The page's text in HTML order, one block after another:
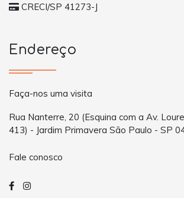
CRECI/SP 41273-J
Endereço
Faça-nos uma visita
Rua Nanterre, 20 (Esquina com a Av.
413) - Jardim Primavera São Paulo - SP
Fale conosco